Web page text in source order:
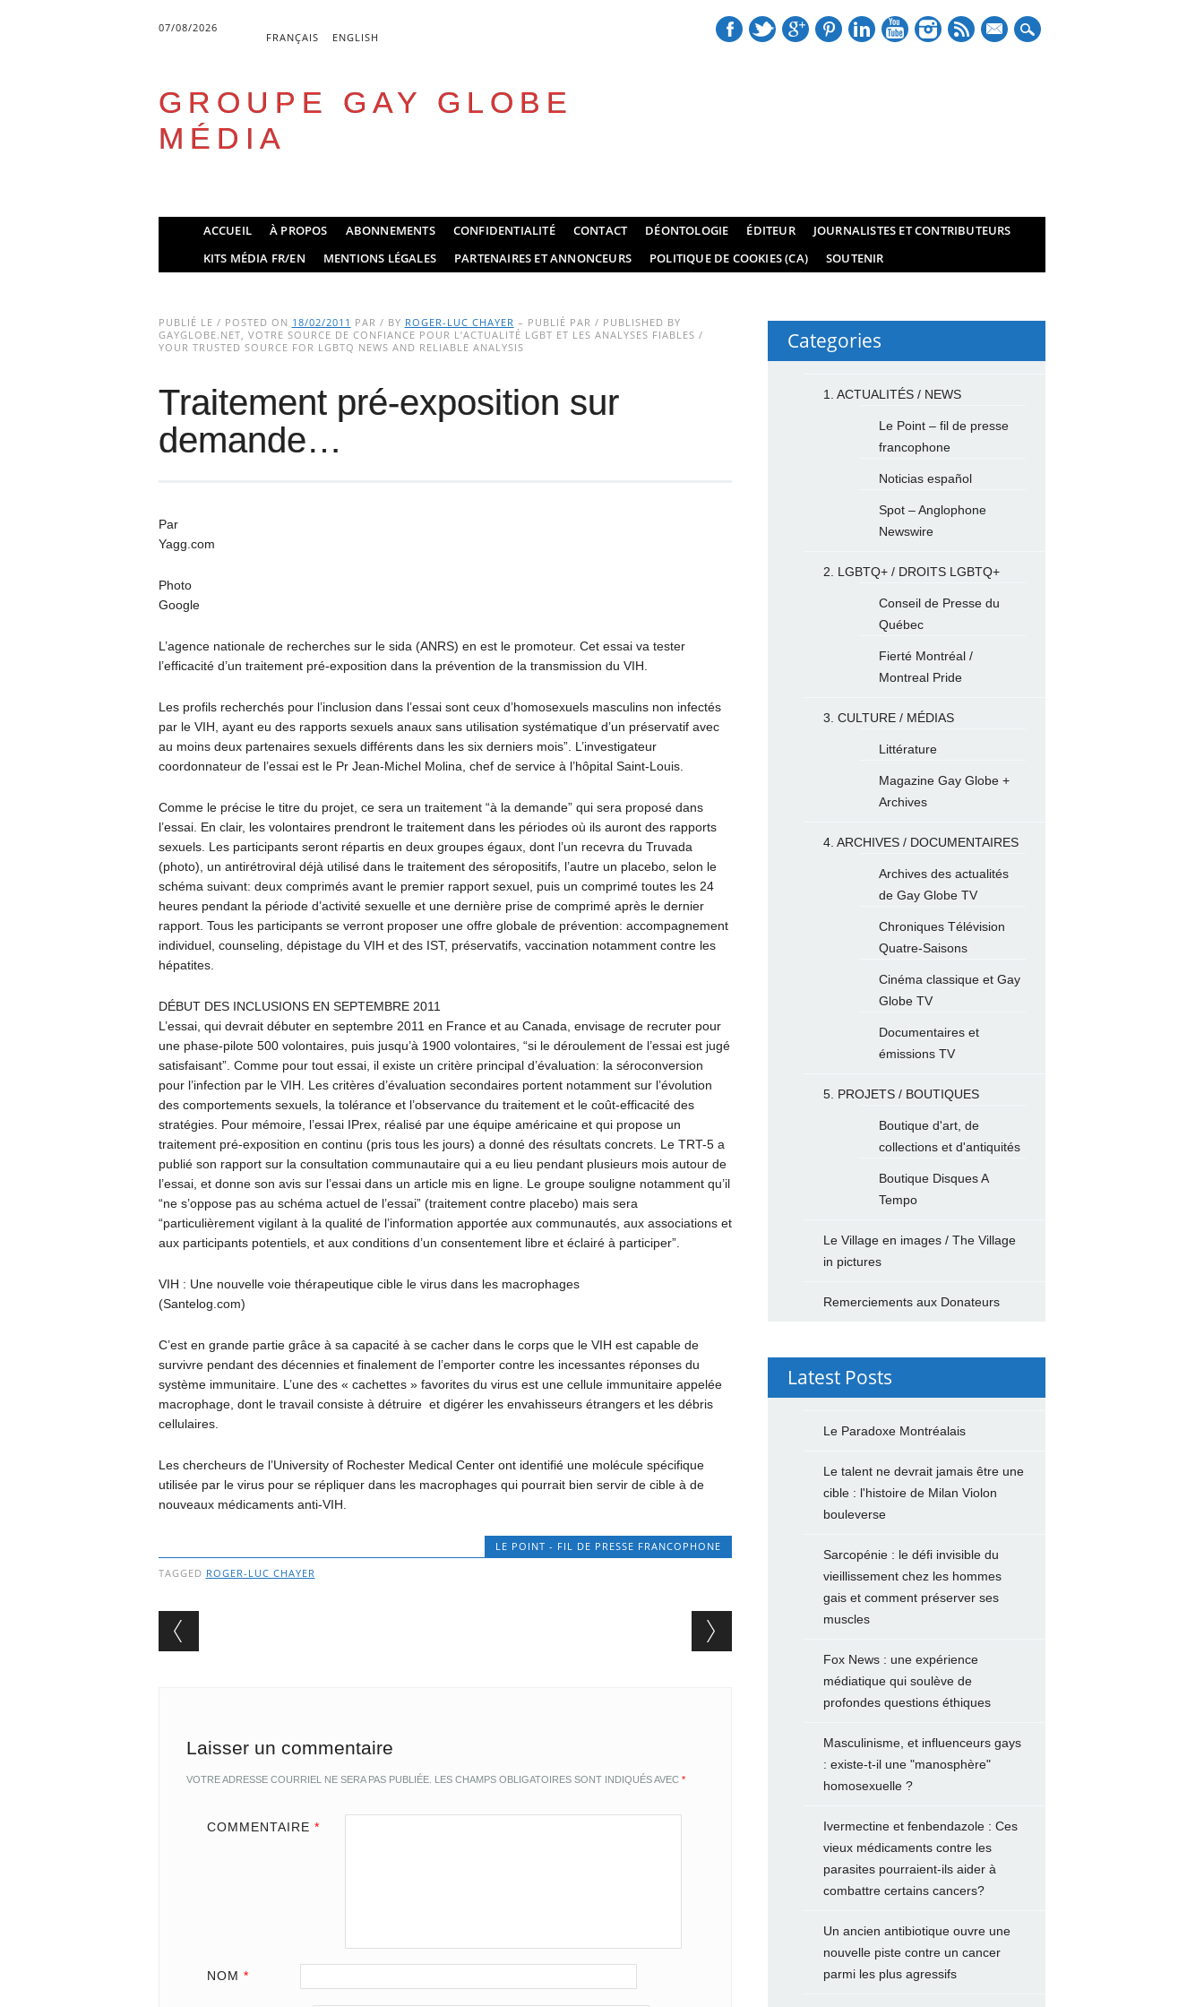
07/08/2026
FRANÇAIS ENGLISH
mail
GROUPE GAY GLOBE
MÉDIA
Main menu
ACCUEIL À PROPOS ABONNEMENTS CONFIDENTIALITÉ CONTACT DÉONTOLOGIE ÉDITEUR
JOURNALISTES ET CONTRIBUTEURS
KITS MÉDIA FR/EN
MENTIONS LÉGALES PARTENAIRES ET ANNONCEURS POLITIQUE DE COOKIES (CA) SOUTENIR
PUBLIÉ LE / POSTED ON 18/02/2011 PAR / BY ROGER-LUC CHAYER – PUBLIÉ PAR / PUBLISHED BY
GAYGLOBE.NET, VOTRE SOURCE DE CONFIANCE POUR L’ACTUALITÉ LGBT ET LES ANALYSES FIABLES /
YOUR TRUSTED SOURCE FOR LGBTQ NEWS AND RELIABLE ANALYSIS
Traitement pré-exposition sur
demande…
Par
Yagg.com
Photo
Google
L’agence nationale de recherches sur le sida (ANRS) en est le promoteur. Cet essai va tester
l’efficacité d’un traitement pré-exposition dans la prévention de la transmission du VIH.
Les profils recherchés pour l’inclusion dans l’essai sont ceux d’homosexuels masculins non infectés
par le VIH, ayant eu des rapports sexuels anaux sans utilisation systématique d’un préservatif avec
au moins deux partenaires sexuels différents dans les six derniers mois”. L’investigateur
coordonnateur de l’essai est le Pr Jean-Michel Molina, chef de service à l’hôpital Saint-Louis.
Comme le précise le titre du projet, ce sera un traitement “à la demande” qui sera proposé dans
l’essai. En clair, les volontaires prendront le traitement dans les périodes où ils auront des rapports
sexuels. Les participants seront répartis en deux groupes égaux, dont l’un recevra du Truvada
(photo), un antirétroviral déjà utilisé dans le traitement des séropositifs, l’autre un placebo, selon le
schéma suivant: deux comprimés avant le premier rapport sexuel, puis un comprimé toutes les 24
heures pendant la période d’activité sexuelle et une dernière prise de comprimé après le dernier
rapport. Tous les participants se verront proposer une offre globale de prévention: accompagnement
individuel, counseling, dépistage du VIH et des IST, préservatifs, vaccination notamment contre les
hépatites.
DÉBUT DES INCLUSIONS EN SEPTEMBRE 2011
L’essai, qui devrait débuter en septembre 2011 en France et au Canada, envisage de recruter pour
une phase-pilote 500 volontaires, puis jusqu’à 1900 volontaires, “si le déroulement de l’essai est jugé
satisfaisant”. Comme pour tout essai, il existe un critère principal d’évaluation: la séroconversion
pour l’infection par le VIH. Les critères d’évaluation secondaires portent notamment sur l’évolution
des comportements sexuels, la tolérance et l’observance du traitement et le coût-efficacité des
stratégies. Pour mémoire, l’essai IPrex, réalisé par une équipe américaine et qui propose un
traitement pré-exposition en continu (pris tous les jours) a donné des résultats concrets. Le TRT-5 a
publié son rapport sur la consultation communautaire qui a eu lieu pendant plusieurs mois autour de
l’essai, et donne son avis sur l’essai dans un article mis en ligne. Le groupe souligne notamment qu’il
“ne s’oppose pas au schéma actuel de l’essai” (traitement contre placebo) mais sera
“particulièrement vigilant à la qualité de l’information apportée aux communautés, aux associations et
aux participants potentiels, et aux conditions d’un consentement libre et éclairé à participer”.
VIH : Une nouvelle voie thérapeutique cible le virus dans les macrophages
(Santelog.com)
C’est en grande partie grâce à sa capacité à se cacher dans le corps que le VIH est capable de
survivre pendant des décennies et finalement de l’emporter contre les incessantes réponses du
système immunitaire. L’une des « cachettes » favorites du virus est une cellule immunitaire appelée
macrophage, dont le travail consiste à détruire et digérer les envahisseurs étrangers et les débris
cellulaires.
Les chercheurs de l’University of Rochester Medical Center ont identifié une molécule spécifique
utilisée par le virus pour se répliquer dans les macrophages qui pourrait bien servir de cible à de
nouveaux médicaments anti-VIH.
LE POINT - FIL DE PRESSE FRANCOPHONE
TAGGED ROGER-LUC CHAYER
Post navigation
Laisser un commentaire
VOTRE ADRESSE COURRIEL NE SERA PAS PUBLIÉE. LES CHAMPS OBLIGATOIRES SONT INDIQUÉS AVEC *
COMMENTAIRE *
NOM *
Categories
1. ACTUALITÉS / NEWS
Le Point – fil de presse
francophone
Noticias español
Spot – Anglophone
Newswire
2. LGBTQ+ / DROITS LGBTQ+
Conseil de Presse du
Québec
Fierté Montréal /
Montreal Pride
3. CULTURE / MÉDIAS
Littérature
Magazine Gay Globe +
Archives
4. ARCHIVES / DOCUMENTAIRES
Archives des actualités
de Gay Globe TV
Chroniques Télévision
Quatre-Saisons
Cinéma classique et Gay
Globe TV
Documentaires et
émissions TV
5. PROJETS / BOUTIQUES
Boutique d'art, de
collections et d'antiquités
Boutique Disques A
Tempo
Le Village en images / The Village
in pictures
Remerciements aux Donateurs
Latest Posts
Le Paradoxe Montréalais
Le talent ne devrait jamais être une
cible : l'histoire de Milan Violon
bouleverse
Sarcopénie : le défi invisible du
vieillissement chez les hommes
gais et comment préserver ses
muscles
Fox News : une expérience
médiatique qui soulève de
profondes questions éthiques
Masculinisme, et influenceurs gays
: existe-t-il une "manosphère"
homosexuelle ?
Ivermectine et fenbendazole : Ces
vieux médicaments contre les
parasites pourraient-ils aider à
combattre certains cancers?
Un ancien antibiotique ouvre une
nouvelle piste contre un cancer
parmi les plus agressifs